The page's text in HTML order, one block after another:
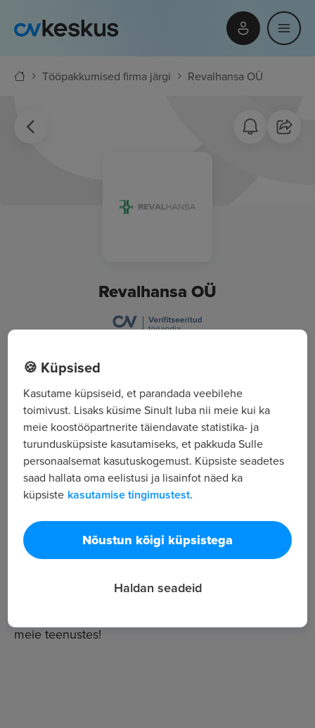
Tööpakkumised firma järgi Revalhansa OÜ
Revalhansa OÜ
Kõik tööpakkumised
Tööpakkuja tutvustus
4
Töötajate arv
6 400
Vaatamised
RevalHansa pakub usaldusväärset
raamatupidamisteenust nii suurtele kui väiksematele
pikaajalisele kogemusele pakume klientidele
meie teenustes!
🍪 Küpsised
Kasutame küpsiseid, et parandada veebilehe
toimivust. Lisaks küsime Sinult luba nii meie kui ka
meie koostööpartnerite täiendavate statistika- ja
turundusküpsiste kasutamiseks, et pakkuda Sulle
personaalsemat kasutuskogemust. Küpsiste seadetes
saad hallata oma eelistusi ja lisainfot näed ka
küpsiste kasutamise tingimustest.
Nõustun kõigi küpsistega
Haldan seadeid